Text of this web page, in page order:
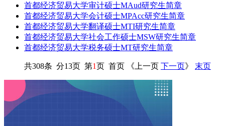
首都经济贸易大学审计硕士MAud研究生简章
首都经济贸易大学会计硕士MPAcc研究生简章
首都经济贸易大学翻译硕士MTI研究生简章
首都经济贸易大学社会工作硕士MSW研究生简章
首都经济贸易大学税务硕士MT研究生简章
共308条 分13页 第1页 首页 《上一页 下一页》 末页